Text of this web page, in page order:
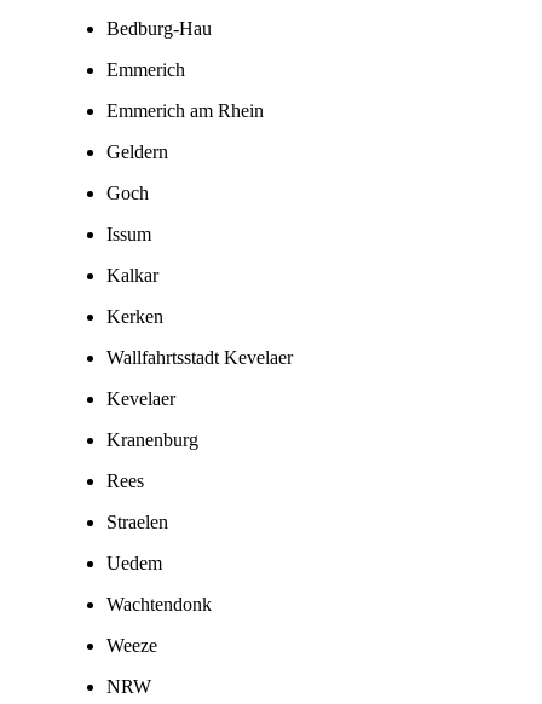
Bedburg-Hau
Emmerich
Emmerich am Rhein
Geldern
Goch
Issum
Kalkar
Kerken
Wallfahrtsstadt Kevelaer
Kevelaer
Kranenburg
Rees
Straelen
Uedem
Wachtendonk
Weeze
NRW